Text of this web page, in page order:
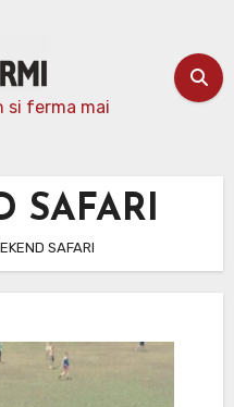
si ferma mai
SAFARI
SAFARI